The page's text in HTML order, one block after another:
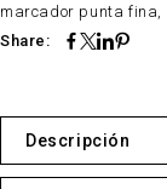
marcador punta fina
Share:
Descripción